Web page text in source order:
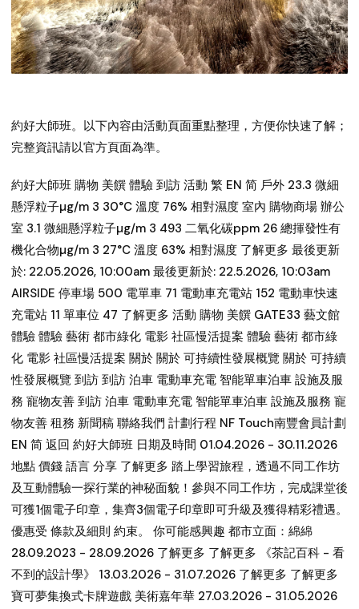
約好大師班。以下內容由活動頁面重點整理，方便你快速了解；
完整資訊請以官方頁面為準。
約好大師班 購物 美饌 體驗 到訪 活動 繁 EN 简 戶外 23.3 微細
懸浮粒子µg/m 3 30°C 溫度 76% 相對濕度 室內 購物商場 辦公
室 3.1 微細懸浮粒子µg/m 3 493 二氧化碳ppm 26 總揮發性有
機化合物µg/m 3 27°C 溫度 63% 相對濕度 了解更多 最後更新
於: 22.05.2026, 10:00am 最後更新於: 22.5.2026, 10:03am
AIRSIDE 停車場 500 電單車 71 電動車充電站 152 電動車快速
充電站 11 單車位 47 了解更多 活動 購物 美饌 GATE33 藝文館
體驗 體驗 藝術 都市綠化 電影 社區慢活提案 體驗 藝術 都市綠
化 電影 社區慢活提案 關於 關於 可持續性發展概覽 關於 可持續
性發展概覽 到訪 到訪 泊車 電動車充電 智能單車泊車 設施及服
務 寵物友善 到訪 泊車 電動車充電 智能單車泊車 設施及服務 寵
物友善 租務 新聞稿 聯絡我們 計劃行程 NF Touch南豐會員計劃
EN 简 返回 約好大師班 日期及時間 01.04.2026 - 30.11.2026
地點 價錢 語言 分享 了解更多 踏上學習旅程，透過不同工作坊
及互動體驗一探行業的神秘面貌！參與不同工作坊，完成課堂後
可獲1個電子印章，集齊3個電子印章即可升級及獲得精彩禮遇。
優惠受 條款及細則 約束。 你可能感興趣 都市立面：綿綿
28.09.2023 - 28.09.2026 了解更多 了解更多 《茶記百科 - 看
不到的設計學》 13.03.2026 - 31.07.2026 了解更多 了解更多
寶可夢集換式卡牌遊戲 美術嘉年華 27.03.2026 - 31.05.2026